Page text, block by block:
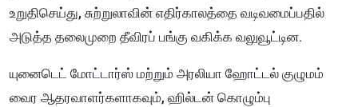
உறுதிசெய்து, சுற்றுலாவின் எதிர்காலத்தை வடிவமைப்பதில்
அடுத்த தலைமுறை தீவிரப் பங்கு வகிக்க வலுவூட்டின.
யுனைடெட் மோட்டார்ஸ் மற்றும் அரலியா ஹோட்டல் குழுமம்
வைர ஆதரவாளர்களாகவும், ஹில்டன் கொழும்பு